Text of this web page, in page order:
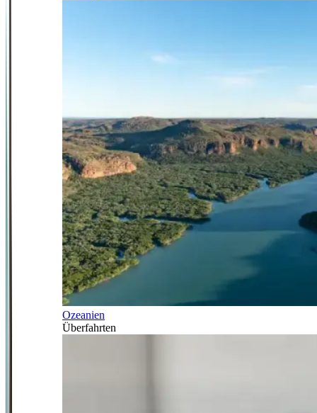
Ozeanien
Überfahrten